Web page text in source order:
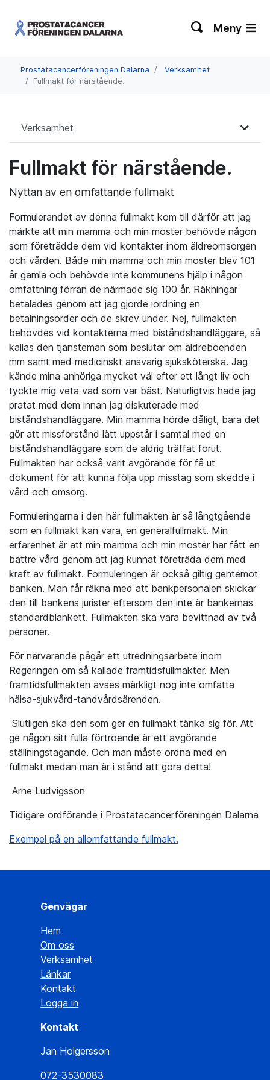
Meny
Prostatacancerföreningen Dalarna
Verksamhet
Fullmakt för närstående.
Verksamhet
Fullmakt för närstående.
Nyttan av en omfattande fullmakt
Formulerandet av denna fullmakt kom till därför att jag
märkte att min mamma och min moster behövde någon
som företrädde dem vid kontakter inom äldreomsorgen
och vården. Både min mamma och min moster blev 101
år gamla och behövde inte kommunens hjälp i någon
omfattning förrän de närmade sig 100 år. Räkningar
betalades genom att jag gjorde iordning en
betalningsorder och de skrev under. Nej, fullmakten
behövdes vid kontakterna med biståndshandläggare, så
kallas den tjänsteman som beslutar om äldreboenden
mm samt med medicinskt ansvarig sjuksköterska. Jag
kände mina anhöriga mycket väl efter ett långt liv och
tyckte mig veta vad som var bäst. Naturligtvis hade jag
pratat med dem innan jag diskuterade med
biståndshandläggare. Min mamma hörde dåligt, bara det
gör att missförstånd lätt uppstår i samtal med en
biståndshandläggare som de aldrig träffat förut.
Fullmakten har också varit avgörande för få ut
dokument för att kunna följa upp misstag som skedde i
vård och omsorg.
Formuleringarna i den här fullmakten är så långtgående
som en fullmakt kan vara, en generalfullmakt. Min
erfarenhet är att min mamma och min moster har fått en
bättre vård genom att jag kunnat företräda dem med
kraft av fullmakt. Formuleringen är också giltig gentemot
banken. Man får räkna med att bankpersonalen skickar
den till bankens jurister eftersom den inte är bankernas
standardblankett. Fullmakten ska vara bevittnad av två
personer.
För närvarande pågår ett utredningsarbete inom
Regeringen om så kallade framtidsfullmakter. Men
framtidsfullmakten avses märkligt nog inte omfatta
hälsa-sjukvård-tandvårdsärenden.
Slutligen ska den som ger en fullmakt tänka sig för. Att
ge någon sitt fulla förtroende är ett avgörande
ställningstagande. Och man måste ordna med en
fullmakt medan man är i stånd att göra detta!
Arne Ludvigsson
Tidigare ordförande i Prostatacancerföreningen Dalarna
Exempel på en allomfattande fullmakt.
Genvägar
Hem
Om oss
Verksamhet
Länkar
Kontakt
Logga in
Kontakt
Jan Holgersson
072-3530083